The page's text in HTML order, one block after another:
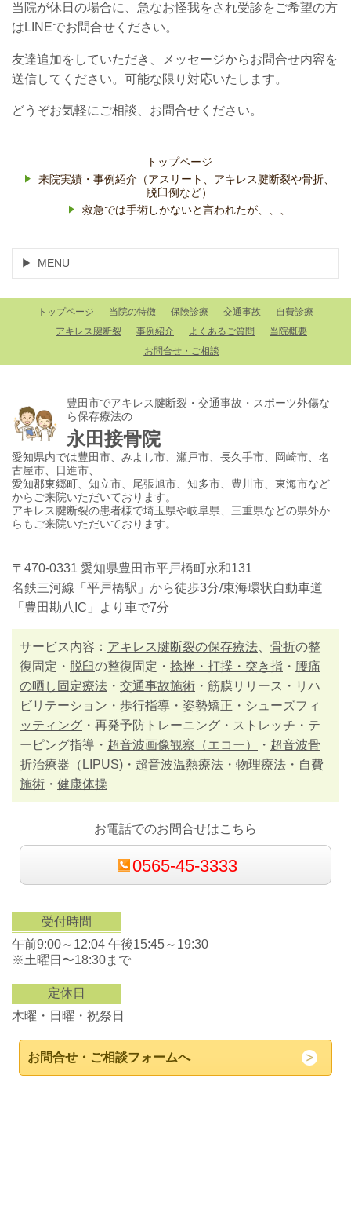
当院が休日の場合に、急なお怪我をされ受診をご希望の方
はLINEでお問合せください。
友達追加をしていただき、メッセージからお問合せ内容を
送信してください。可能な限り対応いたします。
どうぞお気軽にご相談、お問合せください。
トップページ
来院実績・事例紹介（アスリート、アキレス腱断裂や骨折、
脱臼例など）
救急では手術しかないと言われたが、、、
MENU
トップページ 当院の特徴 保険診療 交通事故
自費診療
アキレス腱断裂
事例紹介 よくあるご質問
当院概要
お問合せ・ご相談
豊田市でアキレス腱断裂・交通事故・スポーツ外傷な
ら保存療法の
永田接骨院
愛知県内では豊田市、みよし市、瀬戸市、長久手市、岡崎市、名
古屋市、日進市、
愛知郡東郷町、知立市、尾張旭市、知多市、豊川市、東海市など
からご来院いただいております。
アキレス腱断裂の患者様で埼玉県や岐阜県、三重県などの県外か
らもご来院いただいております。
〒470-0331 愛知県豊田市平戸橋町永和131
名鉄三河線「平戸橋駅」から徒歩3分/東海環状自動車道
「豊田勘八IC」より車で7分
サービス内容： アキレス腱断裂の保存療法 骨折の整
復固定・ 脱臼の整復固定・ 捻挫・打撲・突き指 ・ 腰痛
の晒し固定療法 ・ 交通事故施術 ・筋膜リリース・リハ
ビリテーション・歩行指導・姿勢矯正・ シューズフィ
ッティング ・再発予防トレーニング・ストレッチ・テ
ーピング指導・ 超音波画像観察（エコー） ・ 超音波骨
折治療器（LIPUS) ・超音波温熱療法・ 物理療法 ・ 自費
施術 ・ 健康体操
お電話でのお問合せはこちら
0565-45-3333
受付時間
午前9:00～12:04 午後15:45～19:30
※土曜日〜18:30まで
定休日
木曜・日曜・祝祭日
お問合せ・ご相談フォームへ